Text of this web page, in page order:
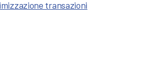
transazioni